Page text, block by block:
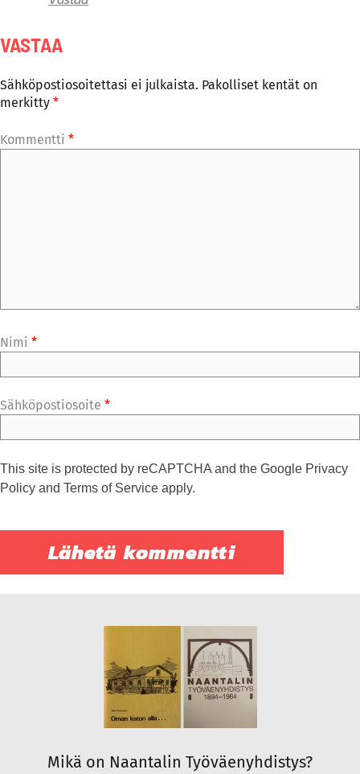
VASTAA
Sähköpostiosoitettasi ei julkaista. Pakolliset kentät on
merkitty *
Kommentti *
Nimi *
Sähköpostiosoite *
This site is protected by reCAPTCHA and the Google Privacy
Policy and Terms of Service apply.
Mikä on Naantalin Työväenyhdistys?